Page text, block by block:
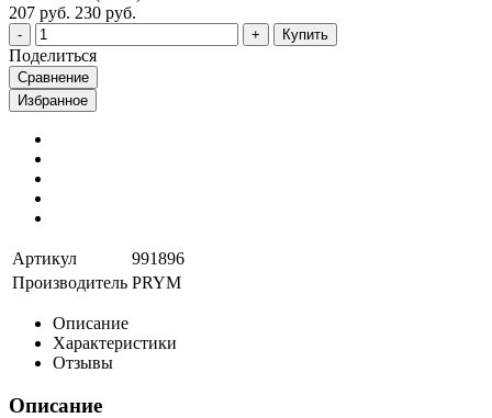
207 руб. 230 руб.
Купить
Поделиться
Сравнение
Избранное
Артикул
991896
Производитель PRYM
Описание
Характеристики
Отзывы
Описание